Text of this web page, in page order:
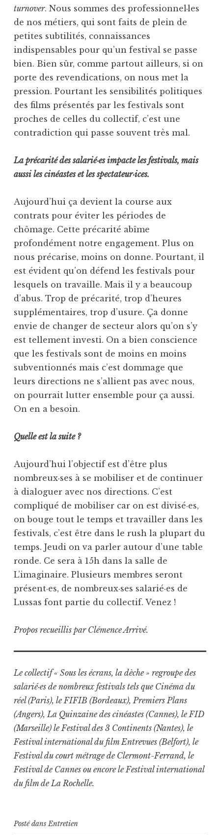
turnover. Nous sommes des professionnel·les
de nos métiers, qui sont faits de plein de
petites subtilités, connaissances
indispensables pour qu’un festival se passe
bien. Bien sûr, comme partout ailleurs, si on
porte des revendications, on nous met la
pression. Pourtant les sensibilités politiques
des films présentés par les festivals sont
proches de celles du collectif, c’est une
contradiction qui passe souvent très mal.
La précarité des salarié·es impacte les festivals, mais
aussi les cinéastes et les spectateur·ices.
Aujourd’hui ça devient la course aux
contrats pour éviter les périodes de
chômage. Cette précarité abîme
profondément notre engagement. Plus on
nous précarise, moins on donne. Pourtant, il
est évident qu’on défend les festivals pour
lesquels on travaille. Mais il y a beaucoup
d’abus. Trop de précarité, trop d’heures
supplémentaires, trop d’usure. Ça donne
envie de changer de secteur alors qu’on s’y
est tellement investi. On a bien conscience
que les festivals sont de moins en moins
subventionnés mais c’est dommage que
leurs directions ne s’allient pas avec nous,
on pourrait lutter ensemble pour ça aussi.
On en a besoin.
Quelle est la suite ?
Aujourd’hui l’objectif est d’être plus
nombreux·ses à se mobiliser et de continuer
à dialoguer avec nos directions. C’est
compliqué de mobiliser car on est divisé·es,
on bouge tout le temps et travailler dans les
festivals, c’est être dans le rush la plupart du
temps. Jeudi on va parler autour d’une table
ronde. Ce sera à 15h dans la salle de
L’imaginaire. Plusieurs membres seront
présent·es, de nombreux·ses salarié·es de
Lussas font partie du collectif. Venez !
Propos recueillis par Clémence Arrivé.
Le collectif « Sous les écrans, la dèche » regroupe des
salarié·es de nombreux festivals tels que Cinéma du
réel (Paris), le FIFIB (Bordeaux), Premiers Plans
(Angers), La Quinzaine des cinéastes (Cannes), le FID
(Marseille) le Festival des 3 Continents (Nantes), le
Festival international du film Entrevues (Belfort), le
Festival du court métrage de Clermont-Ferrand, le
Festival de Cannes ou encore le Festival international
du film de La Rochelle.
Posté dansEntretien